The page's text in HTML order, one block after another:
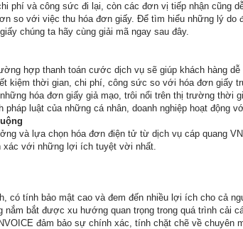
phí và công sức đi lại, còn các đơn vị tiếp nhận cũng
so với việc thu hóa đơn giấy. Để tìm hiểu những lý do
chúng ta hãy cùng giải mã ngay sau đây.
hợp thanh toán cước dịch vụ sẽ giúp khách hàng dễ
kiệm thời gian, chi phí, công sức so với hóa đơn giấy
hóa đơn giấy giả mạo, trôi nổi trên thị trường thời
luật của những cá nhân, doanh nghiệp hoạt động
và lựa chọn hóa đơn điện tử từ dịch vụ cáp quang
xác với những lợi ích tuyệt vời nhất.
có tính bảo mật cao và đem đến nhiều lợi ích cho cả
nắm bắt được xu hướng quan trọng trong quá trình cải
đảm bảo sự chính xác, tính chặt chẽ về chuyên